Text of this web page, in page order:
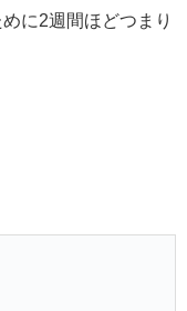
に2週間ほどつまり